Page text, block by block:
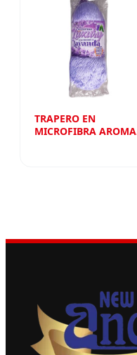
TRAPERO EN
MICROFIBRA AROMA